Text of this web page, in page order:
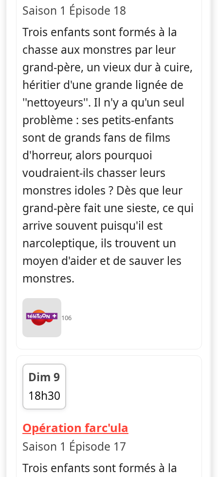
Saison 1 Épisode 18
Trois enfants sont formés à la
chasse aux monstres par leur
grand-père, un vieux dur à cuire,
héritier d'une grande lignée de
''nettoyeurs''. Il n'y a qu'un seul
problème : ses petits-enfants
sont de grands fans de films
d'horreur, alors pourquoi
voudraient-ils chasser leurs
monstres idoles ? Dès que leur
grand-père fait une sieste, ce qui
arrive souvent puisqu'il est
narcoleptique, ils trouvent un
moyen d'aider et de sauver les
monstres.
106
Dim 9
18h30
fin 18h41
Opération farc'ula
Saison 1 Épisode 17
Trois enfants sont formés à la